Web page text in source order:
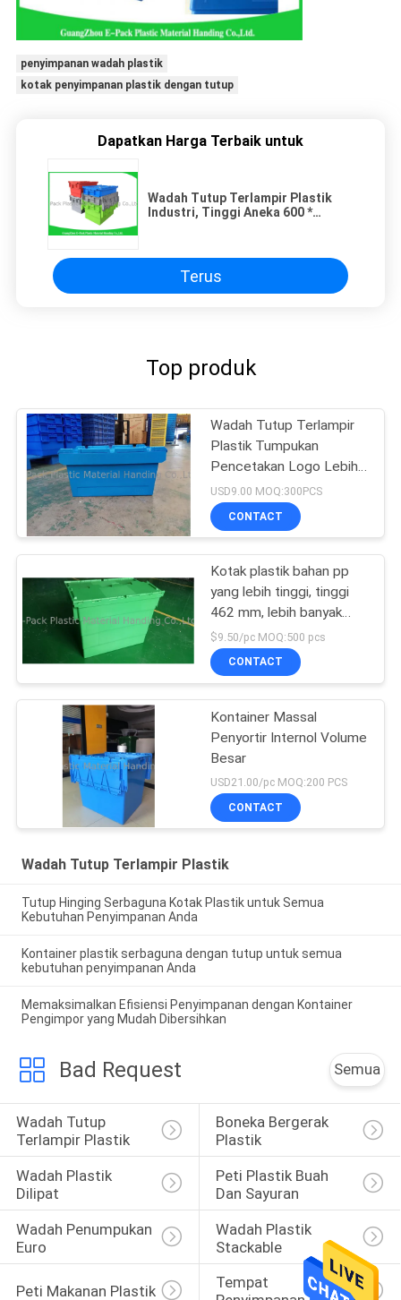
penyimpanan wadah plastik
kotak penyimpanan plastik dengan tutup
Dapatkan Harga Terbaik untuk
Wadah Tutup Terlampir Plastik
Industri, Tinggi Aneka 600 *
Terus
Top produk
Wadah Tutup Terlampir
Plastik Tumpukan
Pencetakan Logo Lebih
Besar
USD9.00 MOQ:300PCS
CONTACT
Kotak plastik bahan pp
yang lebih tinggi, tinggi
462 mm, lebih banyak
warna yang disesuaikan
$9.50/pc MOQ:500 pcs
CONTACT
Kontainer Massal
Penyortir Internol Volume
Besar
USD21.00/pc MOQ:200 PCS
CONTACT
Wadah Tutup Terlampir Plastik
Tutup Hinging Serbaguna Kotak Plastik untuk Semua
Kebutuhan Penyimpanan Anda
Kontainer plastik serbaguna dengan tutup untuk semua
kebutuhan penyimpanan Anda
Memaksimalkan Efisiensi Penyimpanan dengan Kontainer
Pengimpor yang Mudah Dibersihkan
Bad Request Semua
Wadah Tutup
Terlampir Plastik
Boneka Bergerak
Plastik
Wadah Plastik
Dilipat
Peti Plastik Buah
Dan Sayuran
Wadah Penumpukan
Euro
Wadah Plastik
Stackable
Peti Makanan Plastik
Tempat